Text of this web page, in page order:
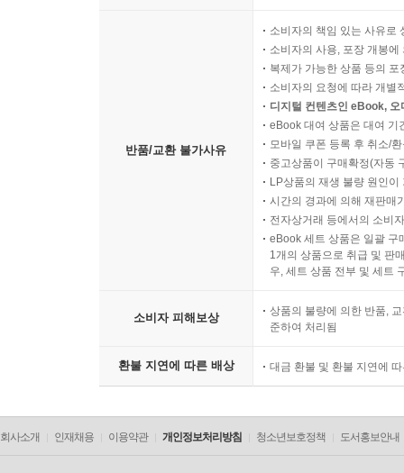
반품/교환 불가사유
소비자의 책임 있는 사유로
소비자의 사용, 포장 개봉
복제가 가능한 상품 등의
소비자의 요청에 따라 개별
디지털 컨텐츠인 eBook,
eBook 대여 상품은 대여 기
모바일 쿠폰 등록 후 취소/
중고상품이 구매확정(자동
LP상품의 재생 불량 원인
시간의 경과에 의해 재판매
전자상거래 등에서의 소비
eBook 세트 상품은 일괄 구
1개의 상품으로 취급 및 판
우, 세트 상품 전부 및 세트
소비자 피해보상
상품의 불량에 의한 반품,
준하여 처리됨
환불 지연에 따른 배상 대금 환불 및 환불 지연에
회사소개 인재채용 이용약관 개인정보처리방침 청소년보호정책 도서홍보안내